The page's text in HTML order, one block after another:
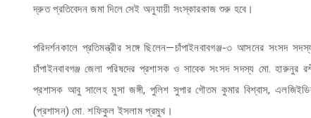
দ্রুত প্রতিবেদন জমা দিলে সেই অনুযায়ী সংস্কারকাজ শুরু হবে।
পরিদর্শনকালে প্রতিমন্ত্রীর সঙ্গে ছিলেন—চাঁপাইনবাবগঞ্জ-৩ আসনের
চাঁপাইনবাবগঞ্জ জেলা পরিষদের প্রশাসক ও সাবেক সংসদ সদস্য মো. হারুনুর
প্রশাসক আবু সালেহ মুসা জঙ্গী, পুলিশ সুপার গৌতম কুমার বিশ্বাস,
(প্রশাসন) মো. শফিকুল ইসলাম প্রমুখ।